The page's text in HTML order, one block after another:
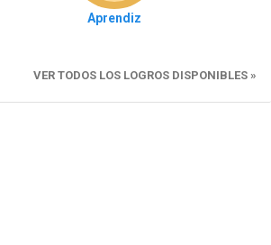
Aprendiz
VER TODOS LOS LOGROS DISPONIBLES »